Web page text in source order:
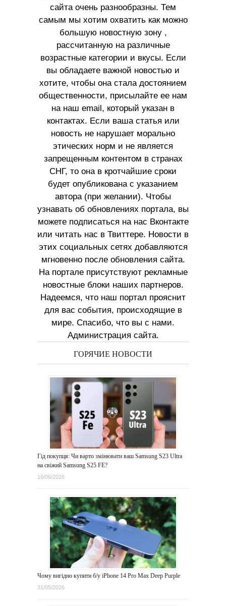
сайта очень разнообразны. Тем
самым мы хотим охватить как можно
большую новостную зону ,
рассчитанную на различные
возрастные категории и вкусы. Если
вы обладаете важной новостью и
хотите, чтобы она стала достоянием
общественности, присылайте ее нам
на наш email, который указан в
контактах. Если ваша статья или
новость не нарушает морально
этических норм и не является
запрещенным контентом в странах
СНГ, то она в кротчайшие сроки
будет опубликована с указанием
автора (при желании). Чтобы
узнавать об обновлениях портала, вы
можете подписаться на нас Вконтакте
или читать нас в Твиттере. Новости в
этих социальных сетях добавляются
мгновенно после обновления сайта.
На портале присутствуют рекламные
новостные блоки наших партнеров.
Надеемся, что наш портал прояснит
для вас события, происходящие в
мире. Спасибо, что вы с нами.
Администрация сайта.
ГОРЯЧИЕ НОВОСТИ
Гід покупця: Чи варто змінювати ваш Samsung S23 Ultra
на свіжий Samsung S25 FE?
16/06/2026
Чому вигідно купити б/у iPhone 14 Pro Max Deep Purple
31/05/2026